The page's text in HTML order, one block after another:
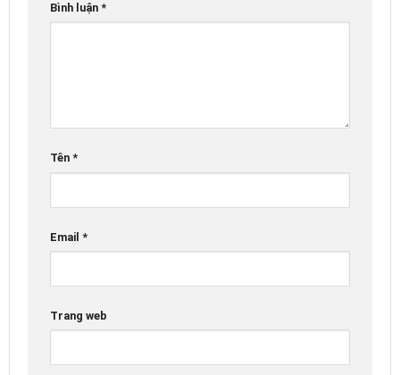
Bình luận *
Tên *
Email *
Trang web